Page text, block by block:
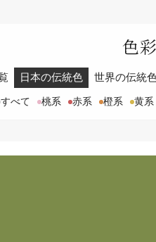
色
日本の伝統色 世界の伝統
すべて 桃系 赤系 橙系 黄系